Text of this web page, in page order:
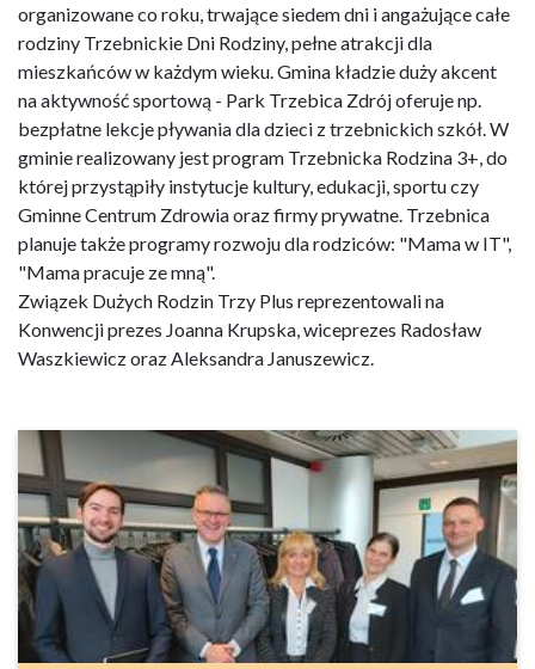
organizowane co roku, trwające siedem dni i angażujące całe
rodziny Trzebnickie Dni Rodziny, pełne atrakcji dla
mieszkańców w każdym wieku. Gmina kładzie duży akcent
na aktywność sportową - Park Trzebica Zdrój oferuje np.
bezpłatne lekcje pływania dla dzieci z trzebnickich szkół. W
gminie realizowany jest program Trzebnicka Rodzina 3+, do
której przystąpiły instytucje kultury, edukacji, sportu czy
Gminne Centrum Zdrowia oraz firmy prywatne. Trzebnica
planuje także programy rozwoju dla rodziców: "Mama w IT",
"Mama pracuje ze mną".
Związek Dużych Rodzin Trzy Plus reprezentowali na
Konwencji prezes Joanna Krupska, wiceprezes Radosław
Waszkiewicz oraz Aleksandra Januszewicz.